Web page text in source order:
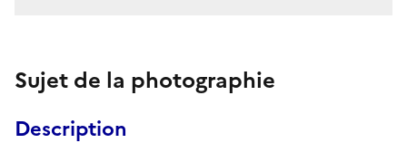
Sujet de la photographie
Description